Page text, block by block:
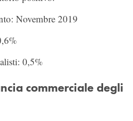
Novembre 2019
0,5%
commerciale degli